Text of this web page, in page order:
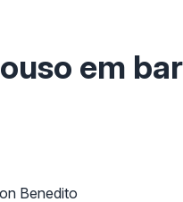
em
Benedito